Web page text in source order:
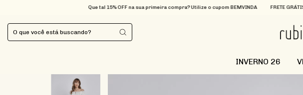
Que tal 15% OFF na sua primeira compra? Utilize o cupom BEMVINDA FRETE GRÁTIS nas
INVERNO 26